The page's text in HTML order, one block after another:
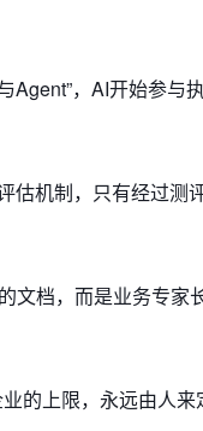
Agent”，AI开始参与
估机制，只有经过测
文档，而是业务专家
的上限，永远由人来